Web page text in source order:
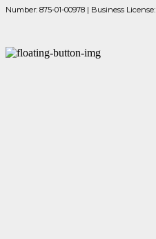
Number: 875-01-00978 | Business License: